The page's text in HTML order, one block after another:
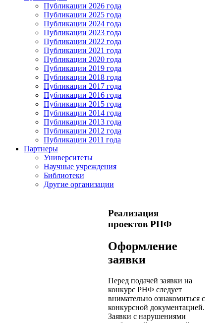
Публикации 2026 года
Публикации 2025 года
Публикации 2024 года
Публикации 2023 года
Публикации 2022 года
Публикации 2021 года
Публикации 2020 года
Публикации 2019 года
Публикации 2018 года
Публикации 2017 года
Публикации 2016 года
Публикации 2015 года
Публикации 2014 года
Публикации 2013 года
Публикации 2012 года
Публикации 2011 года
Партнеры
Университеты
Научные учреждения
Библиотеки
Другие организации
Реализация
проектов РНФ
Оформление
заявки
Перед подачей заявки на
конкурс РНФ следует
внимательно ознакомиться с
конкурсной документацией.
Заявки с нарушениями